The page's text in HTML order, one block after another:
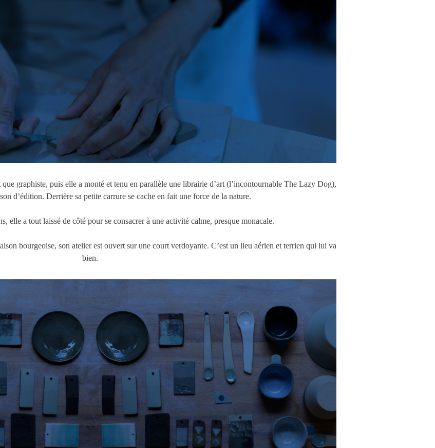
graphiste, puis elle a monté et tenu en parallèle une librairie d’art (l’incontournable The Lazy Dog),
d’édition. Derrière sa petite carrure se cache en fait une force de la nature.
elle a tout laissé de côté pour se consacrer à une activité calme, presque monacale.
bourgeoise, son atelier est ouvert sur une court verdoyante. C’est un lieu aérien et terrien qui lui va
bien.